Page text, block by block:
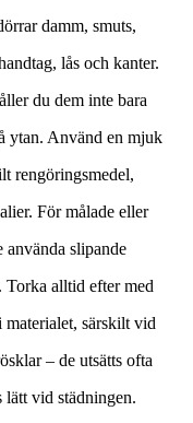
damm, smuts,
lås och kanter.
du dem inte bara
ytan. Använd en mjuk
rengöringsmedel,
För målade eller
använda slipande
Torka alltid efter med
materialet, särskilt vid
– de utsätts ofta
lätt vid städningen.